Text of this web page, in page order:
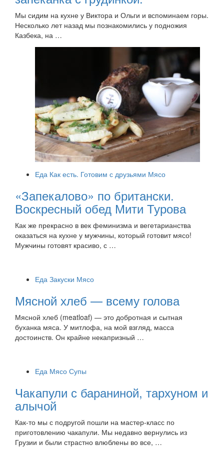
Мы сидим на кухне у Виктора и Ольги и вспоминаем горы.
Несколько лет назад мы познакомились у подножия
Казбека, на …
Еда Как есть. Готовим с друзьями Мясо
«Запекалово» по британски.
Воскресный обед Мити Турова
Как же прекрасно в век феминизма и вегетарианства
оказаться на кухне у мужчины, который готовит мясо!
Мужчины готовят красиво, с …
Еда Закуски Мясо
Мясной хлеб — всему голова
Мясной хлеб (meatloaf) — это добротная и сытная
буханка мяса. У митлофа, на мой взгляд, масса
достоинств. Он крайне некапризный …
Еда Мясо Супы
Чакапули с бараниной, тархуном и
алычой
Как-то мы с подругой пошли на мастер-класс по
приготовлению чакапули. Мы недавно вернулись из
Грузии и были страстно влюблены во все, …